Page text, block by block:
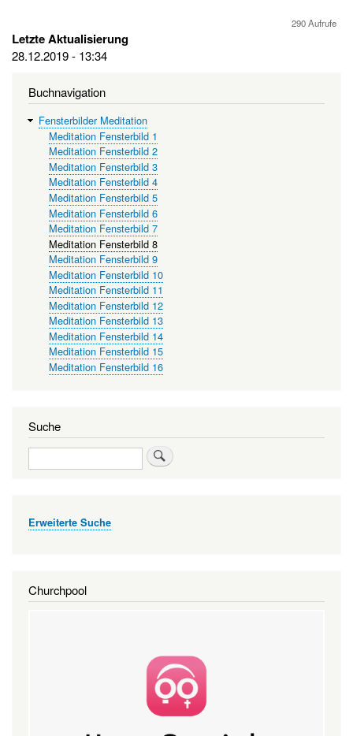
290 Aufrufe
Letzte Aktualisierung
28.12.2019 - 13:34
Buchnavigation
Fensterbilder Meditation
Meditation Fensterbild 1
Meditation Fensterbild 2
Meditation Fensterbild 3
Meditation Fensterbild 4
Meditation Fensterbild 5
Meditation Fensterbild 6
Meditation Fensterbild 7
Meditation Fensterbild 8
Meditation Fensterbild 9
Meditation Fensterbild 10
Meditation Fensterbild 11
Meditation Fensterbild 12
Meditation Fensterbild 13
Meditation Fensterbild 14
Meditation Fensterbild 15
Meditation Fensterbild 16
Suche
Suche
Erweiterte Suche
Churchpool